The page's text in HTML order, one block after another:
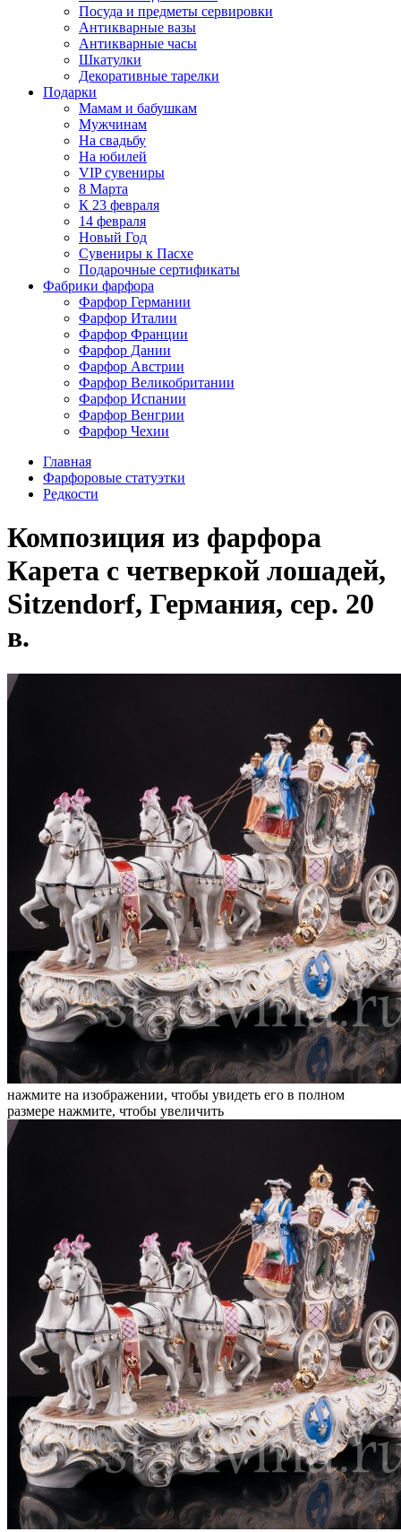
Посуда и предметы сервировки
Антикварные вазы
Антикварные часы
Шкатулки
Декоративные тарелки
Подарки
Мамам и бабушкам
Мужчинам
На свадьбу
На юбилей
VIP сувениры
8 Марта
К 23 февраля
14 февраля
Новый Год
Сувениры к Пасхе
Подарочные сертификаты
Фабрики фарфора
Фарфор Германии
Фарфор Италии
Фарфор Франции
Фарфор Дании
Фарфор Австрии
Фарфор Великобритании
Фарфор Испании
Фарфор Венгрии
Фарфор Чехии
Главная
Фарфоровые статуэтки
Редкости
Композиция из фарфора
Карета с четверкой лошадей,
Sitzendorf, Германия, сер. 20
в.
нажмите на изображении, чтобы увидеть его в полном
размере нажмите, чтобы увеличить